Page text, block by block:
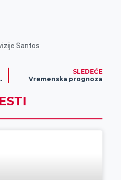
Santos
Gomex
SLEDEĆE
Vremenska prognoza